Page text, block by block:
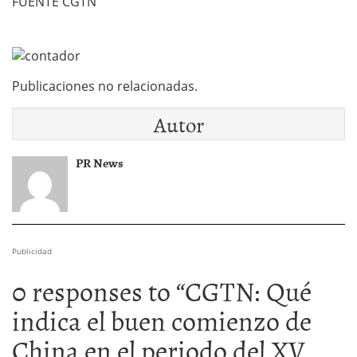
Publicaciones no relacionadas.
Autor
PR News
Publicidad
0 responses to “CGTN: Qué
indica el buen comienzo de